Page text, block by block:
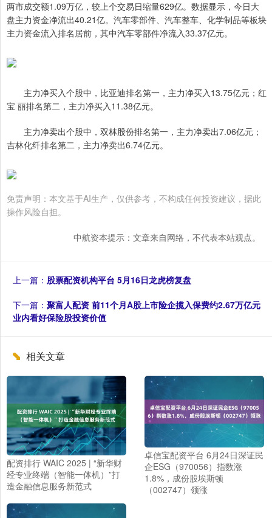
两市成交额1.09万亿，较上个交易日缩量629亿。数据显示，今日大
盘主力资金净流出40.21亿。汽车零部件、汽车整车、化学制品等板块
主力资金流入排名居前，其中汽车零部件净流入33.37亿元。
主力净买入个股中，比亚迪排名第一，主力净买入13.75亿元；红
宝 丽排名第二，主力净买入11.38亿元。
主力净卖出个股中，双林股份排名第一，主力净卖出7.06亿元；
吉林化纤排名第二，主力净卖出6.74亿元。
免责声明：本文基于AI生产，仅供参考，不构成任何投资建议，据此
操作风险自担。
中航资本提示：文章来自网络，不代表本站观点。
上一篇： 股票配资机构平台 5月16日龙虎榜复盘
下一篇： 聚富人配资 前11个月A股上市险企揽入保费约2.67万亿元
业内看好保险股投资价值
相关文章
配资排行 WAIC 2025 | “新华财
经专业终端（智能一体机）”打
造金融信息服务新范式
卓信宝配资平台 6月24日深证民
企ESG（970056）指数涨
1.8%，成份股埃斯顿
（002747）领涨